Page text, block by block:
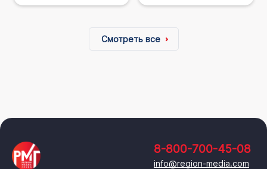
Смотреть все
8-800-700-45-08
info@region-media.com